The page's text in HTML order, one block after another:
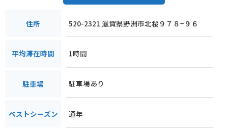
住所 520-2321 滋賀県野洲市北桜９７８−９６
平均滞在時間 1時間
駐車場 駐車場あり
ベストシーズン 通年